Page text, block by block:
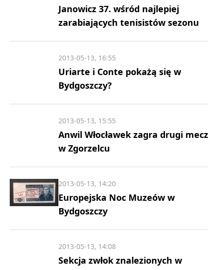
Janowicz 37. wśród najlepiej
zarabiających tenisistów sezonu
Uriarte i Conte pokażą się w
Bydgoszczy?
2013-05-13, 16:55
Anwil Włocławek zagra drugi mecz
w Zgorzelcu
2013-05-13, 15:55
Europejska Noc Muzeów w
Bydgoszczy
2013-05-13, 14:20
Sekcja zwłok znalezionych w
2013-05-13, 14:08